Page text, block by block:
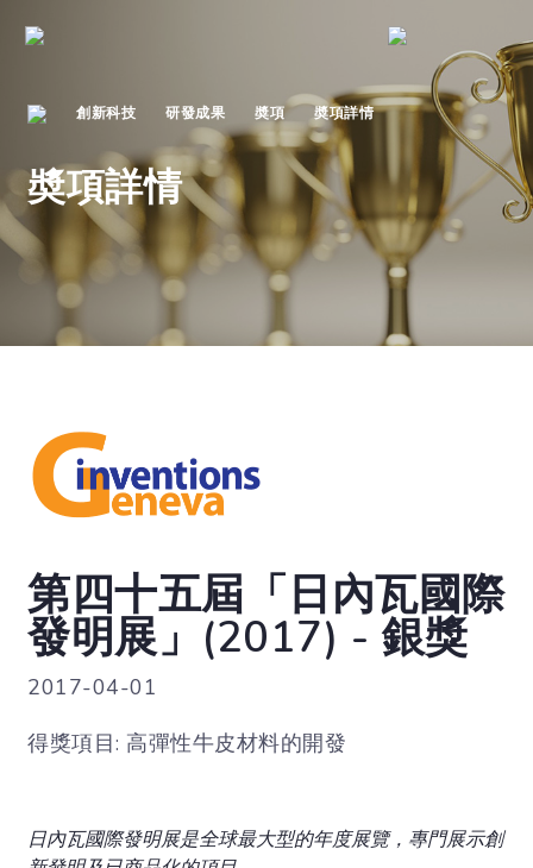
創新科技 研發成果 奬項 奬項詳情
奬項詳情
第四十五屆「日內瓦國際
發明展」(2017) - 銀獎
2017-04-01
得獎項目: 高彈性牛皮材料的開發
日內瓦國際發明展是全球最大型的年度展覽，專門展示創